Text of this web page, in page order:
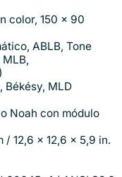
color, 150 x 90
ABLB, Tone
MLD
Noah con módulo
12,6 x 12,6 x 5,9 in.